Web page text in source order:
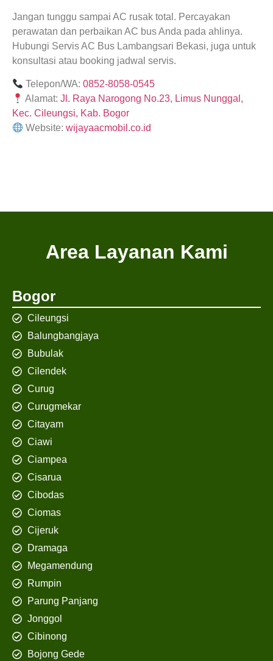
Jangan tunggu sampai AC rusak total. Percayakan
perawatan dan perbaikan AC bus Anda pada ahlinya.
Hubungi Servis AC Bus Lambangsari Bekasi, juga untuk
konsultasi atau booking jadwal servis.
Telepon/WA:0852-8058-0545
Alamat:Jl. Raya Narogong No.23, Limus Nunggal,
Kec. Cileungsi, Kab. Bogor
Website:wijayaacmobil.co.id
Area Layanan Kami
Bogor
Cileungsi
Balungbangjaya
Bubulak
Cilendek
Curug
Curugmekar
Citayam
Ciawi
Ciampea
Cisarua
Cibodas
Ciomas
Cijeruk
Dramaga
Megamendung
Rumpin
Parung Panjang
Jonggol
Cibinong
Bojong Gede